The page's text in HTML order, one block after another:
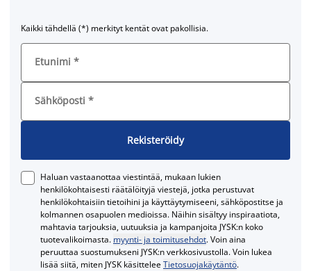
Kaikki tähdellä (*) merkityt kentät ovat pakollisia.
Etunimi *
Sähköposti *
Rekisteröidy
Haluan vastaanottaa viestintää, mukaan lukien
henkilökohtaisesti räätälöityjä viestejä, jotka perustuvat
henkilökohtaisiin tietoihini ja käyttäytymiseeni, sähköpostitse ja
kolmannen osapuolen medioissa. Näihin sisältyy inspiraatiota,
mahtavia tarjouksia, uutuuksia ja kampanjoita JYSK:n koko
tuotevalikoimasta. myynti- ja toimitusehdot. Voin aina
peruuttaa suostumukseni JYSK:n verkkosivustolla. Voin lukea
lisää siitä, miten JYSK käsitteleeTietosuojakäytäntö.